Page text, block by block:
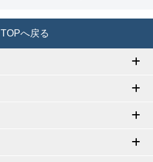
TOPへ戻る